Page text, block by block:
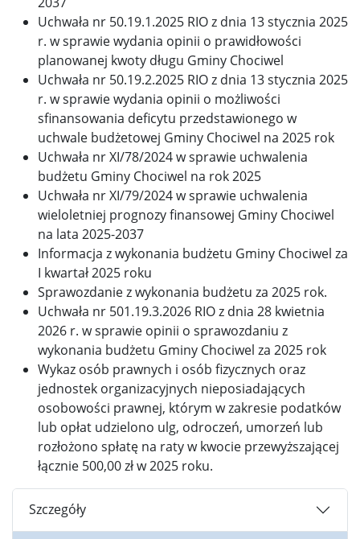
Uchwała nr 50.19.1.2025 RIO z dnia 13 stycznia 2025
r. w sprawie wydania opinii o prawidłowości
planowanej kwoty długu Gminy Chociwel
Uchwała nr 50.19.2.2025 RIO z dnia 13 stycznia 2025
r. w sprawie wydania opinii o możliwości
sfinansowania deficytu przedstawionego w
uchwale budżetowej Gminy Chociwel na 2025 rok
Uchwała nr XI/78/2024 w sprawie uchwalenia
budżetu Gminy Chociwel na rok 2025
Uchwała nr XI/79/2024 w sprawie uchwalenia
wieloletniej prognozy finansowej Gminy Chociwel
na lata 2025-2037
Informacja z wykonania budżetu Gminy Chociwel za
I kwartał 2025 roku
Sprawozdanie z wykonania budżetu za 2025 rok.
Uchwała nr 501.19.3.2026 RIO z dnia 28 kwietnia
2026 r. w sprawie opinii o sprawozdaniu z
wykonania budżetu Gminy Chociwel za 2025 rok
Wykaz osób prawnych i osób fizycznych oraz
jednostek organizacyjnych nieposiadających
osobowości prawnej, którym w zakresie podatków
lub opłat udzielono ulg, odroczeń, umorzeń lub
rozłożono spłatę na raty w kwocie przewyższającej
łącznie 500,00 zł w 2025 roku.
Szczegóły